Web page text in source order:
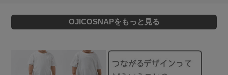
OJICOSNAPをもっと見る